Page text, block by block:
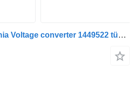
Pingemuundur Scania Voltage converter 1449522 tüübi jaoks sadulveoki Scania R420